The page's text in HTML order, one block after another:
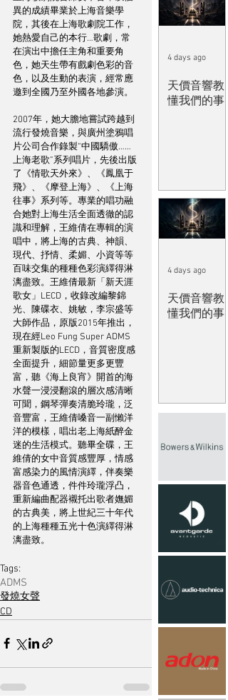
異的成績畢業於上海音樂學
院，其後在上海歌劇院工作，
她熱愛自己的本行…歌劇，常
在演出中擔任主角和重要角
色，她天生帶有戲劇色彩的音
色，以及生動的表演，經常應
邀到全國乃至外國各地參演。
2007年，她大膽地嘗試跨越到
流行發燒音樂，與廣州塗鴉唱
片公司合作錄製“中國驕傲……
上海老歌”系列唱片，先後出版
了《情歌天外來》、《鳳凰于
飛》、《摩登上海》、《上海
往事》系列等。專業的唱功融
合她對上海生活全面透徹的認
識和理解，王維倩在專輯的演
唱中，將上海的古典、神韻、
現代、抒情、柔媚、小資等等
百味交集的種種色彩演繹得淋
漓盡致。王維倩最新「新天涯
歌女」LECD，收錄改編黎錦
光、陳碟衣、姚敏，李宗盛等
大師作品，原版2015年推出，
現在經Leo Fung Super ADMS
重新製版的LECD，音質密度感
全面提升，細節量更多更豐
富，聽《海上良宵》開首的海
水聲一浸浸翻滾的層次感清晰
可聞，鋼琴彈奏清脆玲瓏，泛
音豐富，王維倩嗓音一副懶洋
洋的模樣，唱出老上海紙醉金
迷的生活模式。聽畢全碟，王
維倩的女中音質感豐厚，情感
富感染力的風情演繹，伴奏樂
器音色通透，件件玲瓏浮凸，
重新編曲配器襯托出歌者嫵媚
的古典美，將上世紀三十年代
的上海種種五光十色演繹得淋
漓盡致。
Tags:
ADMS
發燒女聲
CD
天價音響教
懂我們的事
4 days ago
天價音響教
懂我們的事
4 days ago